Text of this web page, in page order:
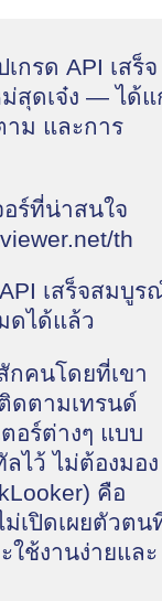
กรด API เสร็จ
สุดเจ๋ง — ได้แ
าม และการ
ร์ที่น่าสนใจ
th
เสร็จสมบูร
ดได้แล้ว
กคนโดยที่เขา
ดตามเทรนด์
อร์ต่างๆ แบบ
ไว้ ไม่ต้องมอง
คือ
ม่เปิดเผยตัวตน
ใช้งานง่ายและ